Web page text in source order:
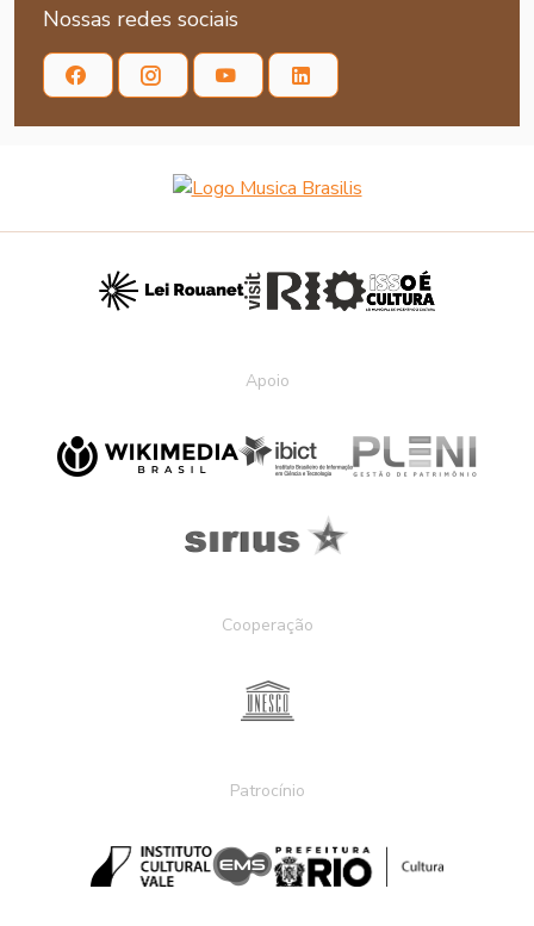
Nossas redes sociais
Apoio
Cooperação
Patrocínio